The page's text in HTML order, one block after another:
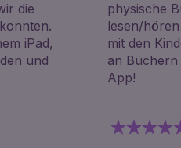
die
iPad,
und
physische
lesen/
mit den
an Büchern
App!